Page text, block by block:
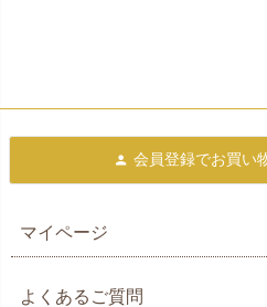
会員登録でお買い
マイページ
よくあるご質問